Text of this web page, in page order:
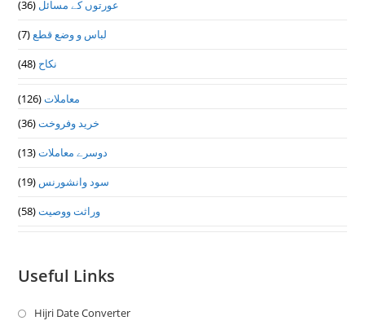
عورتوں کے مسائل (36)
لباس و وضع قطع(7)
نکاح (48)
معاملات(126)
خرید وفروخت(36)
دوسرے معاملات(13)
سود وانشورنس (19)
وراثت ووصيت(58)
Useful Links
Hijri Date ConverterOpens